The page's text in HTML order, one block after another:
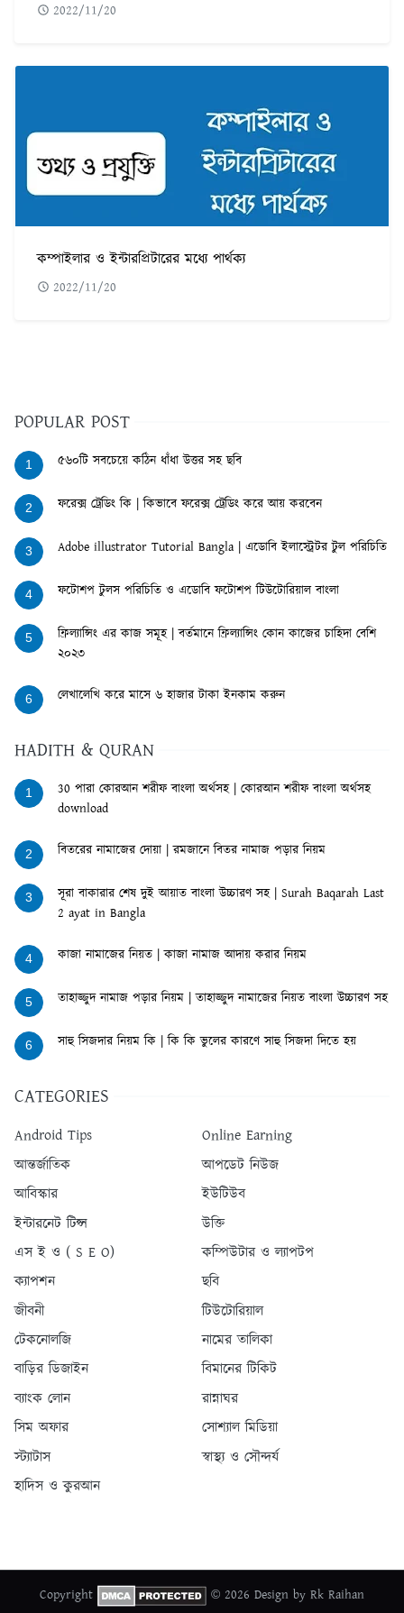
2022/11/20
কম্পাইলার ও ইন্টারপ্রিটারের মধ্যে পার্থক্য
2022/11/20
POPULAR POST
1 ৫৬০টি সবচেয়ে কঠিন ধাঁধা উত্তর সহ ছবি
2 ফরেক্স ট্রেডিং কি | কিভাবে ফরেক্স ট্রেডিং করে আয় করবেন
3 Adobe illustrator Tutorial Bangla | এডোবি ইলাস্ট্রেটর টুল পরিচিতি
4 ফটোশপ টুলস পরিচিতি ও এডোবি ফটোশপ টিউটোরিয়াল বাংলা
5
ফ্রিল্যান্সিং এর কাজ সমূহ | বর্তমানে ফ্রিল্যান্সিং কোন কাজের চাহিদা বেশি
২০২৩
6 লেখালেখি করে মাসে ৬ হাজার টাকা ইনকাম করুন
HADITH & QURAN
1
30 পারা কোরআন শরীফ বাংলা অর্থসহ | কোরআন শরীফ বাংলা অর্থসহ
download
2 বিতরের নামাজের দোয়া | রমজানে বিতর নামাজ পড়ার নিয়ম
3
সূরা বাকারার শেষ দুই আয়াত বাংলা উচ্চারণ সহ | Surah Baqarah Last
2 ayat in Bangla
4 কাজা নামাজের নিয়ত | কাজা নামাজ আদায় করার নিয়ম
5 তাহাজ্জুদ নামাজ পড়ার নিয়ম | তাহাজ্জুদ নামাজের নিয়ত বাংলা উচ্চারণ সহ
6 সাহু সিজদার নিয়ম কি | কি কি ভুলের কারণে সাহু সিজদা দিতে হয়
CATEGORIES
Android Tips
Online Earning
আন্তর্জাতিক
আপডেট নিউজ
আবিস্কার
ইউটিউব
ইন্টারনেট টিপ্স
উক্তি
এস ই ও ( S E O)
কম্পিউটার ও ল্যাপটপ
ক্যাপশন
ছবি
জীবনী
টিউটোরিয়াল
টেকনোলজি
নামের তালিকা
বাড়ির ডিজাইন
বিমানের টিকিট
ব্যাংক লোন
রান্নাঘর
সিম অফার
সোশ্যাল মিডিয়া
স্ট্যাটাস
স্বাস্থ্য ও সৌন্দর্য
হাদিস ও কুরআন
Copyright © 2026 Design by Rk Raihan